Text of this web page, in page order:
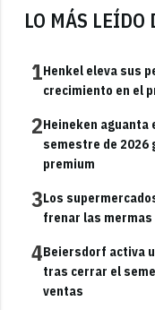
LO MÁS LEÍDO
1Henkel eleva sus
crecimiento en el
2Heineken aguanta
semestre de 2026
premium
3Los
frenar las mermas
4Beiersdorf activa
tras cerrar el
ventas